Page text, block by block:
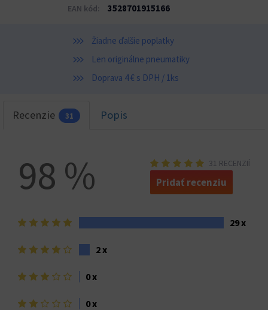
EAN kód: 3528701915166
Žiadne ďalšie poplatky
Len originálne pneumatiky
Doprava 4 € s DPH / 1ks
Recenzie 31 Popis
98 % 31 RECENZIÍ
Pridať recenziu
5
29 x
4
2 x
3
0 x
2
0 x